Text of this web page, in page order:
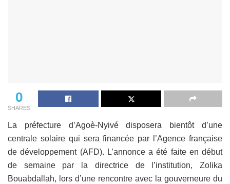
0
SHARES
La préfecture d’Agoè-Nyivé disposera bientôt d’une
centrale solaire qui sera financée par l’Agence française
de développement (AFD). L’annonce a été faite en début
de semaine par la directrice de l’institution, Zolika
Bouabdallah, lors d’une rencontre avec la gouverneure du